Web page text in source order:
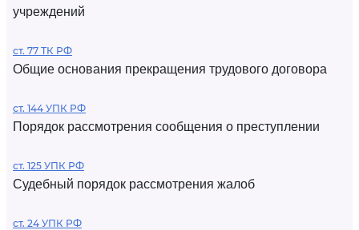
учреждений
ст. 77 ТК РФ
Общие основания прекращения трудового договора
ст. 144 УПК РФ
Порядок рассмотрения сообщения о преступлении
ст. 125 УПК РФ
Судебный порядок рассмотрения жалоб
ст. 24 УПК РФ